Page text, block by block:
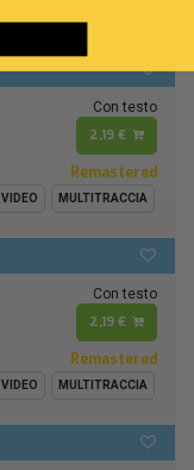
Con testo
2,19 €
Remastered
VIDEO MULTITRACCIA
Con testo
2,19 €
Remastered
VIDEO MULTITRACCIA